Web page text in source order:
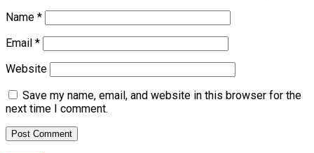
Name *
Email *
Website
Save my name, email, and website in this browser for the
next time I comment.